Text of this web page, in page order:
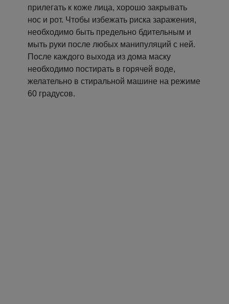
прилегать к коже лица, хорошо закрывать
нос и рот. Чтобы избежать риска заражения,
необходимо быть предельно бдительным и
мыть руки после любых манипуляций с ней.
После каждого выхода из дома маску
необходимо постирать в горячей воде,
желательно в стиральной машине на режиме
60 градусов.